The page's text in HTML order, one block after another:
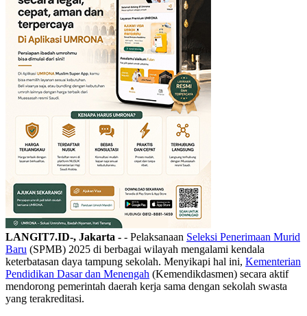
LANGIT7.ID-, Jakarta - - Pelaksanaan Seleksi Penerimaan Murid
Baru (SPMB) 2025 di berbagai wilayah mengalami kendala
keterbatasan daya tampung sekolah. Menyikapi hal ini, Kementerian
Pendidikan Dasar dan Menengah (Kemendikdasmen) secara aktif
mendorong pemerintah daerah kerja sama dengan sekolah swasta
yang terakreditasi.